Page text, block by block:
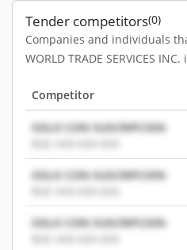
Tender competitors(0)
Companies and individuals
WORLD TRADE SERVICES
Competitor
SOLO CON SUSCRIPCION
SOLO CON SUSCRIPCION
SOLO CON SUSCRIPCION